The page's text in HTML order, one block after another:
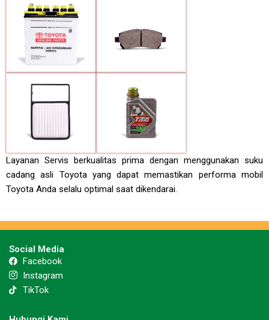
Layanan Servis berkualitas prima dengan menggunakan suku
cadang asli Toyota yang dapat memastikan performa mobil
Toyota Anda selalu optimal saat dikendarai.
Social Media
Facebook
Instagram
TikTok